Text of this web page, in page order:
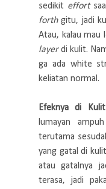
sedikit effort
forthgitu, jadi
Atau, kalau mau
layerdi kulit.
ga ada white
keliatan normal.
Efeknya di
lumayan
terutama
yang gatal di
atau gatalnya
terasa, jadi